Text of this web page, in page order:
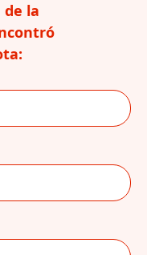
la